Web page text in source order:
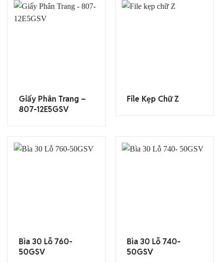
Giấy Phân Trang –
807-12E5GSV
File Kẹp Chữ Z
Bìa 30 Lỗ 760-
50GSV
Bìa 30 Lỗ 740-
50GSV